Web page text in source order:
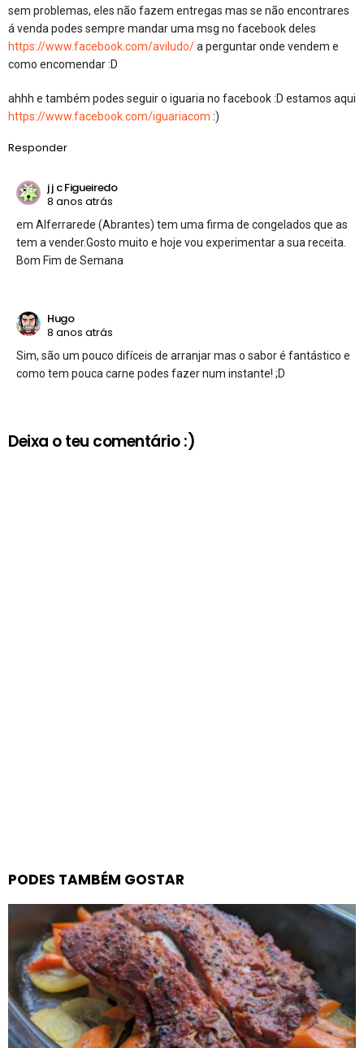
sem problemas, eles não fazem entregas mas se não encontrares
á venda podes sempre mandar uma msg no facebook deles
https://www.facebook.com/aviludo/a perguntar onde vendem e
como encomendar :D
ahhh e também podes seguir o iguaria no facebook :D estamos aqui
https://www.facebook.com/iguariacom :)
Responder
j j c Figueiredo
8 anos atrás
em Alferrarede (Abrantes) tem uma firma de congelados que as
tem a vender.Gosto muito e hoje vou experimentar a sua receita.
Bom Fim de Semana
Hugo
8 anos atrás
Sim, são um pouco difíceis de arranjar mas o sabor é fantástico e
como tem pouca carne podes fazer num instante! ;D
Deixa o teu comentário :)
PODES TAMBÉM GOSTAR